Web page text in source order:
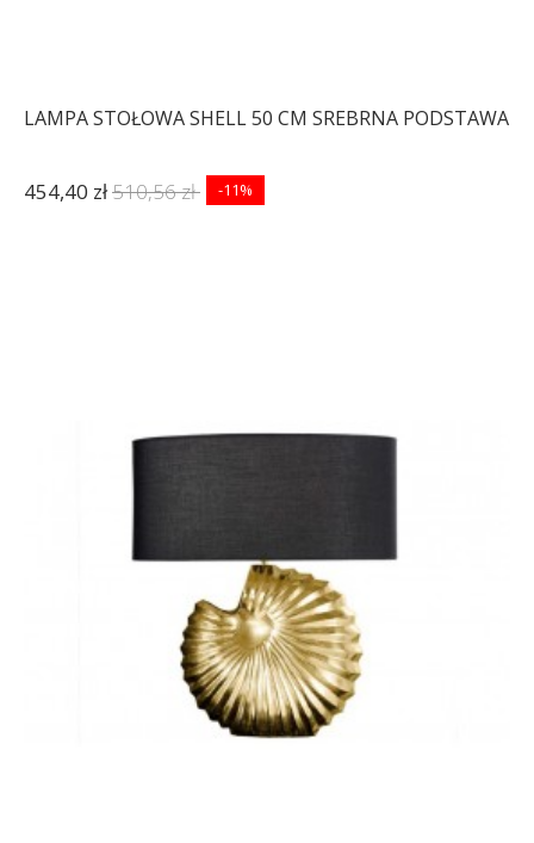
LAMPA STOŁOWA SHELL 50 CM SREBRNA PODSTAWA
454,40 zł510,56 zł -11%